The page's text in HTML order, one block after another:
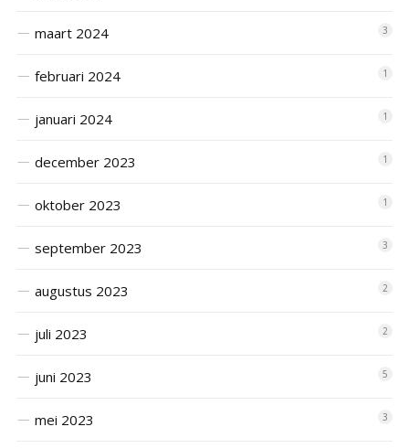
maart 2024 3
februari 2024 1
januari 2024 1
december 2023 1
oktober 2023 1
september 2023 3
augustus 2023 2
juli 2023 2
juni 2023 5
mei 2023 3